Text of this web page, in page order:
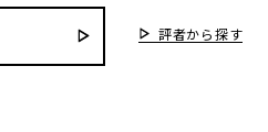
評者から探す